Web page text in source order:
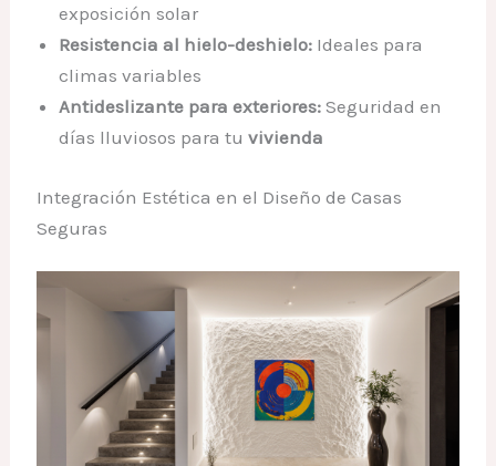
exposición solar
Resistencia al hielo-deshielo: Ideales para
climas variables
Antideslizante para exteriores: Seguridad en
días lluviosos para tuvivienda
Integración Estética en el Diseño de Casas
Seguras